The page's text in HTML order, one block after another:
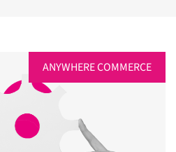
ANYWHERE COMMERCE